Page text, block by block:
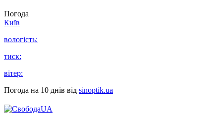
Погода
Київ
вологість:
тиск:
вітер:
Погода на 10 днів від sinoptik.ua